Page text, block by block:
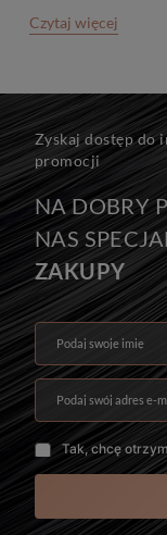
zamienić się w
Czytaj więcej
Zyskaj dostęp do
promocji
NA DOBRY
NAS
ZAKUPY
Podaj swoje imię
Podaj swój adres e-
Tak, chcę